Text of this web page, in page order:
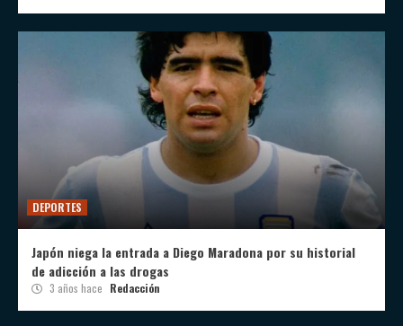
DEPORTES
Japón niega la entrada a Diego Maradona por su historial
de adicción a las drogas
3 años hace Redacción